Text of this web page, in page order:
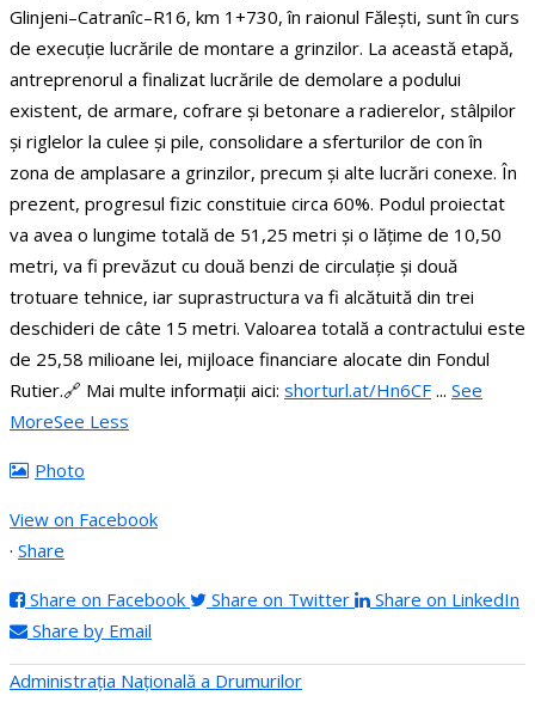
Glinjeni–Catranîc–R16, km 1+730, în raionul Fălești, sunt în curs
de execuție lucrările de montare a grinzilor. La această etapă,
antreprenorul a finalizat lucrările de demolare a podului
existent, de armare, cofrare și betonare a radierelor, stâlpilor
și riglelor la culee și pile, consolidare a sferturilor de con în
zona de amplasare a grinzilor, precum și alte lucrări conexe. În
prezent, progresul fizic constituie circa 60%. Podul proiectat
va avea o lungime totală de 51,25 metri și o lățime de 10,50
metri, va fi prevăzut cu două benzi de circulație și două
trotuare tehnice, iar suprastructura va fi alcătuită din trei
deschideri de câte 15 metri. Valoarea totală a contractului este
de 25,58 milioane lei, mijloace financiare alocate din Fondul
Rutier.🔗 Mai multe informații aici: shorturl.at/Hn6CF ... See
MoreSee Less
Photo
View on Facebook
· Share
Share on Facebook Share on Twitter
Share on LinkedIn
Share by Email
Administraţia Națională a Drumurilor